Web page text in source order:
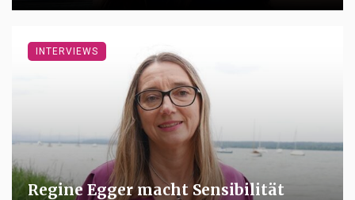
Regine Egger macht Sensibilität
INTERVIEWS